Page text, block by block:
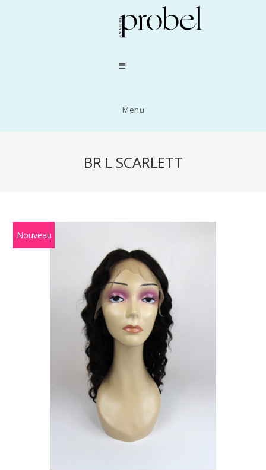
Menu
BR L SCARLETT
Nouveau